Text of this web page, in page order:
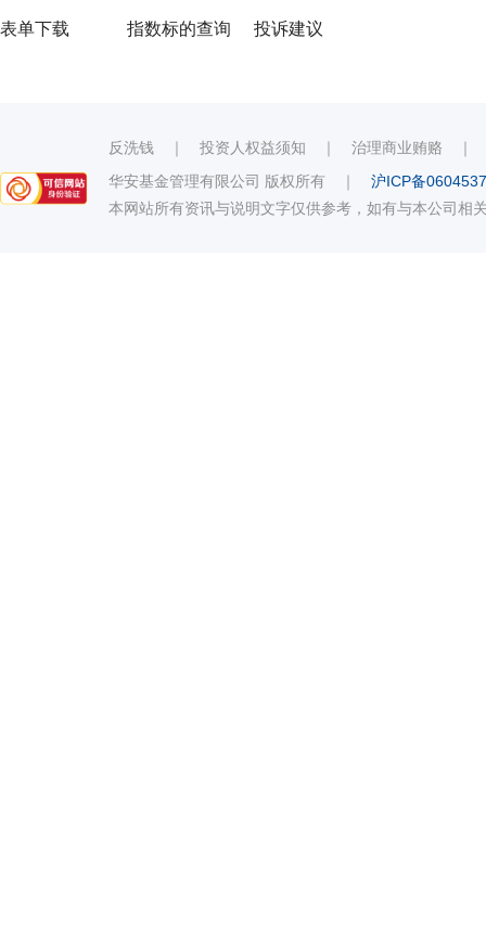
表单下载 指数标的查询 投诉建议
反洗钱 ｜ 投资人权益须知 ｜ 治理商业贿赂
华安基金管理有限公司 版权所有 ｜ 沪ICP备
本网站所有资讯与说明文字仅供参考，如有与本公司相